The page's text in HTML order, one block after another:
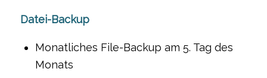
Datei-Backup
Monatliches File-Backup am 5. Tag des
Monats